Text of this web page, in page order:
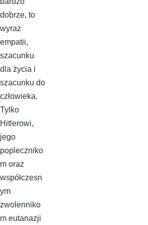
dobrze, to
wyraz
empatii,
szacunku
dla życia i
szacunku do
człowieka.
Tylko
Hitlerowi,
jego
popleczniko
m oraz
współczesn
ym
zwolenniko
m eutanazji